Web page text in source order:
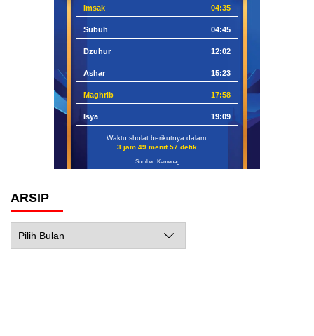
Imsak 04:35
Subuh 04:45
Dzuhur 12:02
Ashar 15:23
Maghrib 17:58
Isya 19:09
Waktu sholat berikutnya dalam:
3 jam 49 menit 56 detik
Sumber: Kemenag
ARSIP